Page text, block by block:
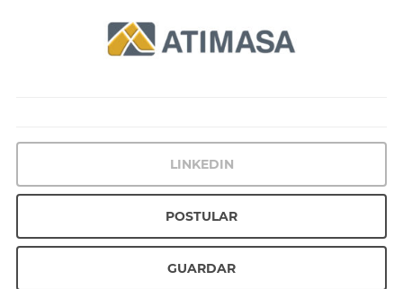
LINKEDIN
POSTULAR
GUARDAR